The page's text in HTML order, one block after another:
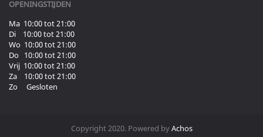
OPENINGSTIJDEN
Ma 10:00 tot 21:00
Di 10:00 tot 21:00
Wo 10:00 tot 21:00
Do 10:00 tot 21:00
Vrij 10:00 tot 21:00
Za 10:00 tot 21:00
Zo Gesloten
Copyright 2020. Powered byAchos